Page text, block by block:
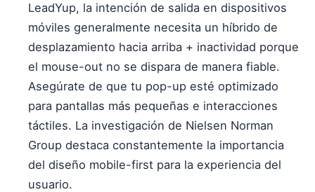
LeadYup, la intención de salida en dispositivos
móviles generalmente necesita un híbrido de
desplazamiento hacia arriba + inactividad porque
el mouse-out no se dispara de manera fiable.
Asegúrate de que tu pop-up esté optimizado
para pantallas más pequeñas e interacciones
táctiles. La investigación de Nielsen Norman
Group destaca constantemente la importancia
del diseño mobile-first para la experiencia del
usuario.